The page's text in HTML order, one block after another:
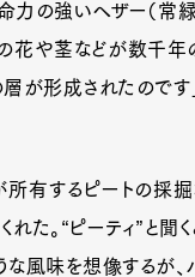
命力の強いヘザー（常
の花や茎などが数千
層が形成されたのです」
所有するピートの採
れた。“ピーティ”と聞
な風味を想像するが、